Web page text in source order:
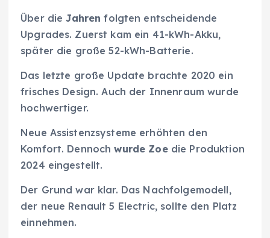
Über dieJahren folgten entscheidende
Upgrades. Zuerst kam ein 41-kWh-Akku,
später die große 52-kWh-Batterie.
Das letzte große Update brachte 2020 ein
frisches Design. Auch der Innenraum wurde
hochwertiger.
Neue Assistenzsysteme erhöhten den
Komfort. Dennochwurde Zoedie Produktion
2024 eingestellt.
Der Grund war klar. Das Nachfolgemodell,
der neue Renault 5 Electric, sollte den Platz
einnehmen.